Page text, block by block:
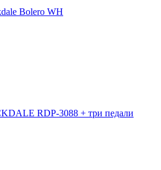
Bolero WH
RDP-3088 + три педали